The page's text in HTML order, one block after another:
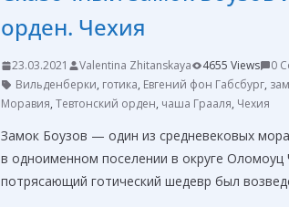
орден. Чехия
23.03.2021 Valentina Zhitanskaya 4655 Views
0
Вильденберки, готика, Евгений фон Габсбург,
Моравия, Тевтонский орден, чаша Грааля, Чехия
Замок Боузов — один из средневековых
в одноименном поселении в округе Оломоуц
потрясающий готический шедевр был